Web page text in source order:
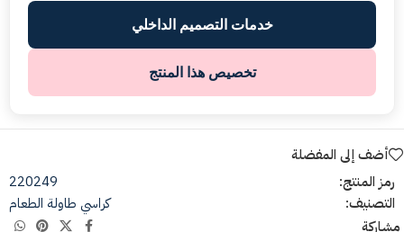
خدمات التصميم الداخلي
تخصيص هذا المنتج
أضف إلى المفضلة
رمز المنتج:
220249
التصنيف:
كراسي طاولة الطعام
مشاركة